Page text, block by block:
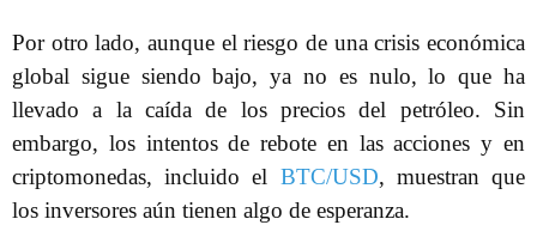
Por otro lado, aunque el riesgo de una crisis económica
global sigue siendo bajo, ya no es nulo, lo que ha
llevado a la caída de los precios del petróleo. Sin
embargo, los intentos de rebote en las acciones y en
criptomonedas, incluido el BTC/USD, muestran que
los inversores aún tienen algo de esperanza.